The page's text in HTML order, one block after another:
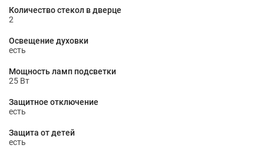
Количество стекол в дверце
2
Освещение духовки
есть
Мощность ламп подсветки
25 Вт
Защитное отключение
есть
Защита от детей
есть